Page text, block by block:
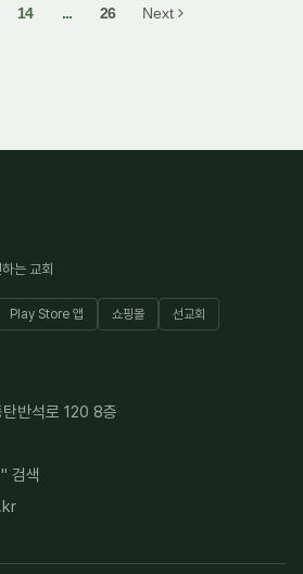
14 ... 26 Next
는 교회
Play Store 앱 쇼핑몰 선교회
반석로 120 8층
" 검색